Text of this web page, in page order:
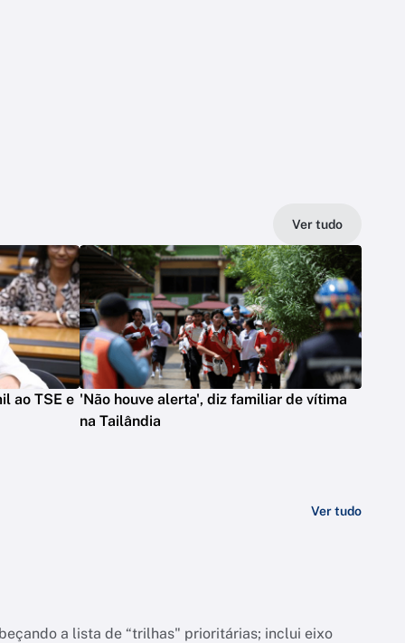
Ver tudo
ao TSE e 'Não houve alerta', diz familiar de vítima
na Tailândia
Ver tudo
a lista de “trilhas" prioritárias; inclui eixo